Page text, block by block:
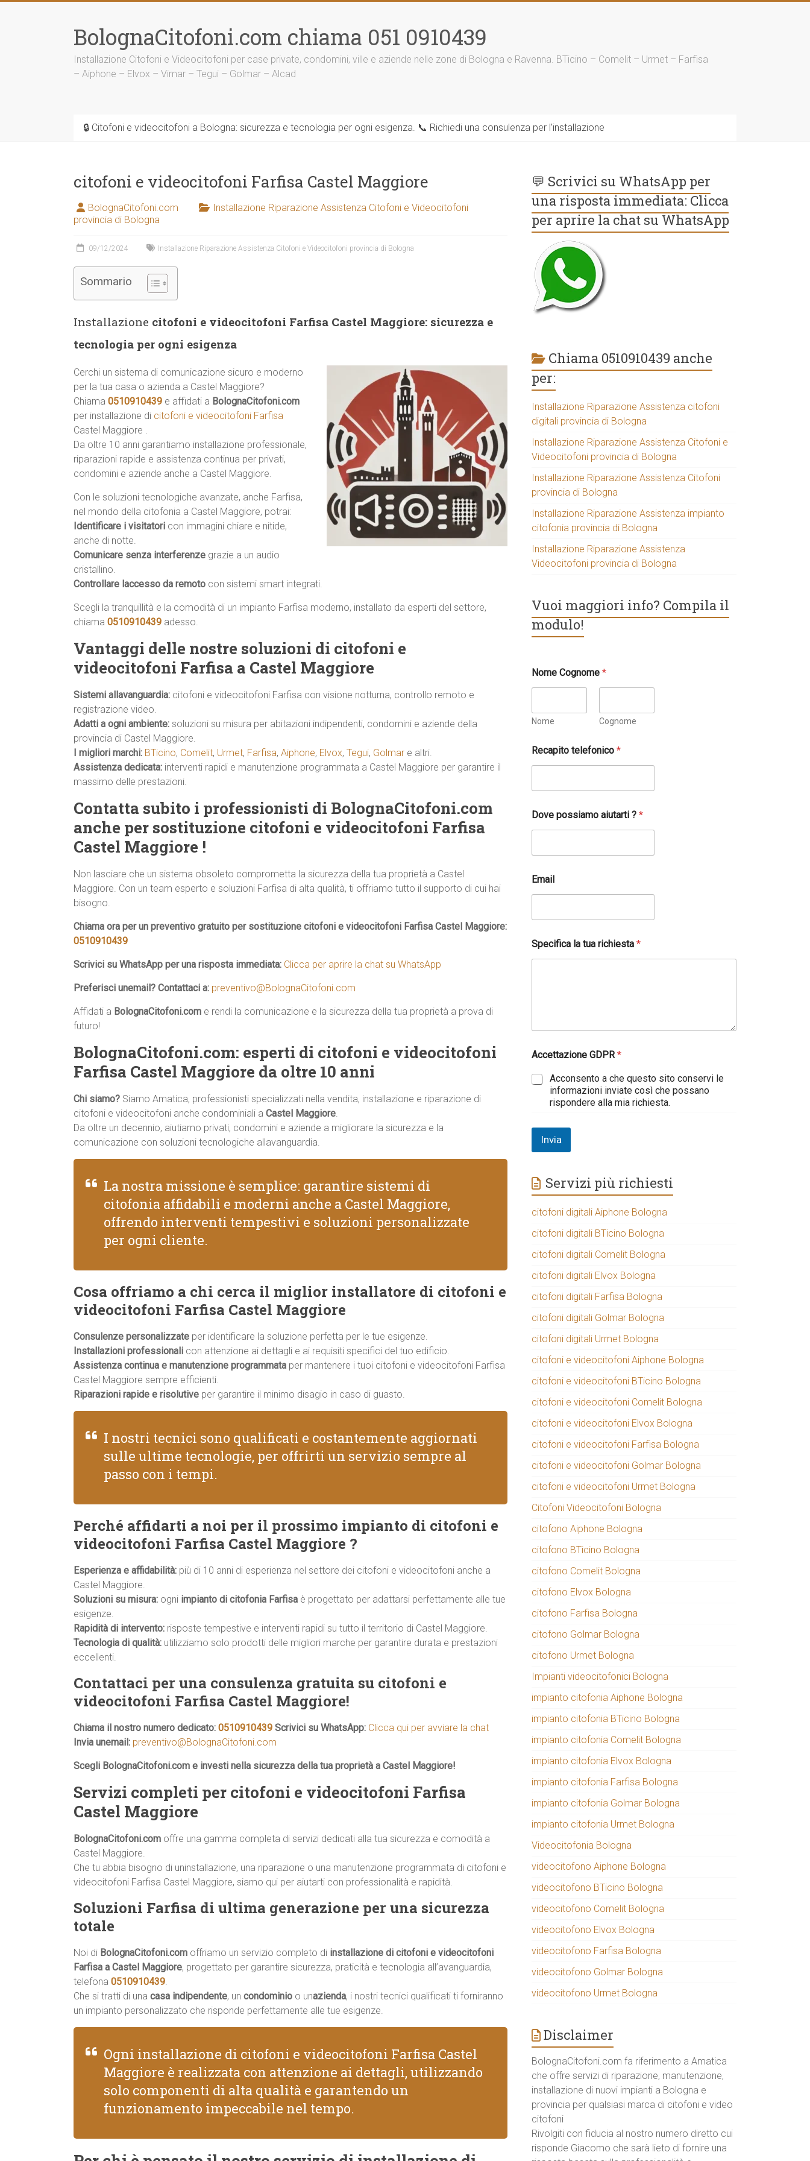
BolognaCitofoni.com chiama 051 0910439
Installazione Citofoni e Videocitofoni per case private, condomini, ville e aziende nelle zone di Bologna e Ravenna. BTicino – Comelit – Urmet – Farfisa
– Aiphone – Elvox – Vimar – Tegui – Golmar – Alcad
🔒 Citofoni e videocitofoni a Bologna: sicurezza e tecnologia per ogni esigenza. 📞 Richiedi una consulenza per l’installazione
citofoni e videocitofoni Farfisa Castel Maggiore
BolognaCitofoni.com
Installazione Riparazione Assistenza Citofoni e Videocitofoni
provincia di Bologna
09/12/2024 Installazione Riparazione Assistenza Citofoni e Videocitofoni provincia di Bologna
Sommario
Installazione citofoni e videocitofoni Farfisa Castel Maggiore: sicurezza e
tecnologia per ogni esigenza
Cerchi un sistema di comunicazione sicuro e moderno
per la tua casa o azienda a Castel Maggiore?
Chiama 0510910439 e affidati a BolognaCitofoni.com
per installazione di citofoni e videocitofoni Farfisa
Castel Maggiore .
Da oltre 10 anni garantiamo installazione professionale,
riparazioni rapide e assistenza continua per privati,
condomini e aziende anche a Castel Maggiore.
Con le soluzioni tecnologiche avanzate, anche Farfisa,
nel mondo della citofonia a Castel Maggiore, potrai:
Identificare i visitatori con immagini chiare e nitide,
anche di notte.
Comunicare senza interferenze grazie a un audio
cristallino.
Controllare laccesso da remoto con sistemi smart integrati.
Scegli la tranquillità e la comodità di un impianto Farfisa moderno, installato da esperti del settore,
chiama 0510910439 adesso.
Vantaggi delle nostre soluzioni di citofoni e
videocitofoni Farfisa a Castel Maggiore
Sistemi allavanguardia: citofoni e videocitofoni Farfisa con visione notturna, controllo remoto e
registrazione video.
Adatti a ogni ambiente: soluzioni su misura per abitazioni indipendenti, condomini e aziende della
provincia di Castel Maggiore.
I migliori marchi: BTicino, Comelit, Urmet, Farfisa, Aiphone, Elvox, Tegui, Golmar e altri.
Assistenza dedicata: interventi rapidi e manutenzione programmata a Castel Maggiore per garantire il
massimo delle prestazioni.
Contatta subito i professionisti di BolognaCitofoni.com
anche per sostituzione citofoni e videocitofoni Farfisa
Castel Maggiore !
Non lasciare che un sistema obsoleto comprometta la sicurezza della tua proprietà a Castel
Maggiore. Con un team esperto e soluzioni Farfisa di alta qualità, ti offriamo tutto il supporto di cui hai
bisogno.
Chiama ora per un preventivo gratuito per sostituzione citofoni e videocitofoni Farfisa Castel Maggiore:
0510910439
Scrivici su WhatsApp per una risposta immediata: Clicca per aprire la chat su WhatsApp
Preferisci unemail? Contattaci a: preventivo@BolognaCitofoni.com
Affidati a BolognaCitofoni.com e rendi la comunicazione e la sicurezza della tua proprietà a prova di
futuro!
BolognaCitofoni.com: esperti di citofoni e videocitofoni
Farfisa Castel Maggiore da oltre 10 anni
Chi siamo? Siamo Amatica, professionisti specializzati nella vendita, installazione e riparazione di
citofoni e videocitofoni anche condominiali a Castel Maggiore.
Da oltre un decennio, aiutiamo privati, condomini e aziende a migliorare la sicurezza e la
comunicazione con soluzioni tecnologiche allavanguardia.
La nostra missione è semplice: garantire sistemi di
citofonia affidabili e moderni anche a Castel Maggiore,
offrendo interventi tempestivi e soluzioni personalizzate
per ogni cliente.
Cosa offriamo a chi cerca il miglior installatore di citofoni e
videocitofoni Farfisa Castel Maggiore
Consulenze personalizzate per identificare la soluzione perfetta per le tue esigenze.
Installazioni professionali con attenzione ai dettagli e ai requisiti specifici del tuo edificio.
Assistenza continua e manutenzione programmata per mantenere i tuoi citofoni e videocitofoni Farfisa
Castel Maggiore sempre efficienti.
Riparazioni rapide e risolutive per garantire il minimo disagio in caso di guasto.
I nostri tecnici sono qualificati e costantemente aggiornati
sulle ultime tecnologie, per offrirti un servizio sempre al
passo con i tempi.
Perché affidarti a noi per il prossimo impianto di citofoni e
videocitofoni Farfisa Castel Maggiore ?
Esperienza e affidabilità: più di 10 anni di esperienza nel settore dei citofoni e videocitofoni anche a
Castel Maggiore.
Soluzioni su misura: ogni impianto di citofonia Farfisa è progettato per adattarsi perfettamente alle tue
esigenze.
Rapidità di intervento: risposte tempestive e interventi rapidi su tutto il territorio di Castel Maggiore.
Tecnologia di qualità: utilizziamo solo prodotti delle migliori marche per garantire durata e prestazioni
eccellenti.
Contattaci per una consulenza gratuita su citofoni e
videocitofoni Farfisa Castel Maggiore!
Chiama il nostro numero dedicato: 0510910439 Scrivici su WhatsApp: Clicca qui per avviare la chat
Invia unemail: preventivo@BolognaCitofoni.com
Scegli BolognaCitofoni.com e investi nella sicurezza della tua proprietà a Castel Maggiore!
Servizi completi per citofoni e videocitofoni Farfisa
Castel Maggiore
BolognaCitofoni.com offre una gamma completa di servizi dedicati alla tua sicurezza e comodità a
Castel Maggiore.
Che tu abbia bisogno di uninstallazione, una riparazione o una manutenzione programmata di citofoni e
videocitofoni Farfisa Castel Maggiore, siamo qui per aiutarti con professionalità e rapidità.
Soluzioni Farfisa di ultima generazione per una sicurezza
totale
Noi di BolognaCitofoni.com offriamo un servizio completo di installazione di citofoni e videocitofoni
Farfisa a Castel Maggiore, progettato per garantire sicurezza, praticità e tecnologia all’avanguardia,
telefona 0510910439.
Che si tratti di una casa indipendente, un condominio o unazienda, i nostri tecnici qualificati ti forniranno
un impianto personalizzato che risponde perfettamente alle tue esigenze.
Ogni installazione di citofoni e videocitofoni Farfisa Castel
Maggiore è realizzata con attenzione ai dettagli, utilizzando
solo componenti di alta qualità e garantendo un
funzionamento impeccabile nel tempo.
💬 Scrivici su WhatsApp per
una risposta immediata: Clicca
per aprire la chat su WhatsApp
Chiama 0510910439 anche
per:
Installazione Riparazione Assistenza citofoni
digitali provincia di Bologna
Installazione Riparazione Assistenza Citofoni e
Videocitofoni provincia di Bologna
Installazione Riparazione Assistenza Citofoni
provincia di Bologna
Installazione Riparazione Assistenza impianto
citofonia provincia di Bologna
Installazione Riparazione Assistenza
Videocitofoni provincia di Bologna
Vuoi maggiori info? Compila il
modulo!
Nome Cognome*
Nome Cognome
Recapito telefonico*
Dove possiamo aiutarti ?*
Email
t
e
o
G
D
P
Specifica la tua richiesta*
Accettazione GDPR*
Acconsento a che questo sito conservi le
informazioni inviate così che possano
rispondere alla mia richiesta.
Invia
Servizi più richiesti
citofoni digitali Aiphone Bologna
citofoni digitali BTicino Bologna
citofoni digitali Comelit Bologna
citofoni digitali Elvox Bologna
citofoni digitali Farfisa Bologna
citofoni digitali Golmar Bologna
citofoni digitali Urmet Bologna
citofoni e videocitofoni Aiphone Bologna
citofoni e videocitofoni BTicino Bologna
citofoni e videocitofoni Comelit Bologna
citofoni e videocitofoni Elvox Bologna
citofoni e videocitofoni Farfisa Bologna
citofoni e videocitofoni Golmar Bologna
citofoni e videocitofoni Urmet Bologna
Citofoni Videocitofoni Bologna
citofono Aiphone Bologna
citofono BTicino Bologna
citofono Comelit Bologna
citofono Elvox Bologna
citofono Farfisa Bologna
citofono Golmar Bologna
citofono Urmet Bologna
Impianti videocitofonici Bologna
impianto citofonia Aiphone Bologna
impianto citofonia BTicino Bologna
impianto citofonia Comelit Bologna
impianto citofonia Elvox Bologna
impianto citofonia Farfisa Bologna
impianto citofonia Golmar Bologna
impianto citofonia Urmet Bologna
Videocitofonia Bologna
videocitofono Aiphone Bologna
videocitofono BTicino Bologna
videocitofono Comelit Bologna
videocitofono Elvox Bologna
videocitofono Farfisa Bologna
videocitofono Golmar Bologna
videocitofono Urmet Bologna
Disclaimer
BolognaCitofoni.com fa riferimento a Amatica
che offre servizi di riparazione, manutenzione,
installazione di nuovi impianti a Bologna e
provincia per qualsiasi marca di citofoni e video
citofoni
Rivolgiti con fiducia al nostro numero diretto cui
risponde Giacomo che sarà lieto di fornire una